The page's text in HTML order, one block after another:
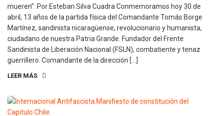
mueren”. Por:Esteban Silva Cuadra Conmemoramos hoy 30 de
abril, 13 años de la partida física del Comandante Tomás Borge
Martínez, sandinista nicaragüense, revolucionario y humanista,
ciudadano de nuestra Patria Grande. Fundador del Frente
Sandinista de Liberación Nacional (FSLN), combatiente y tenaz
guerrillero. Comandante de la dirección […]
LEER MÁS